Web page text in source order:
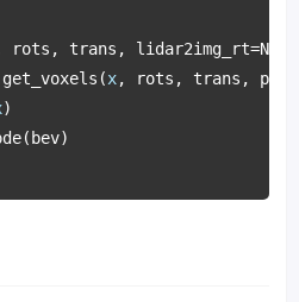
rots, trans, lidar2img_rt=None,
x, rots, trans,
)